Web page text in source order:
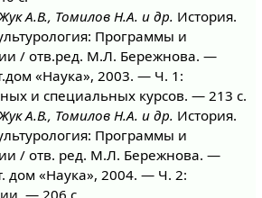
А.В., Томилов Н.А. и др. История.
Программы и
/ отв.ред. М.Л. Бережнова. —
«Наука», 2003. — Ч. 1:
и специальных курсов. — 213 с.
А.В., Томилов Н.А. и др. История.
Программы и
/ отв. ред. М.Л. Бережнова. —
дом «Наука», 2004. — Ч. 2:
— 206 с.